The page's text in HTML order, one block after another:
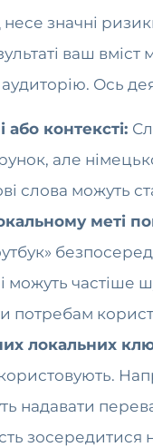
значні
ваш
Ось
або контексті:
але
слова можуть
меті
можуть
потребам
локальних
надавати